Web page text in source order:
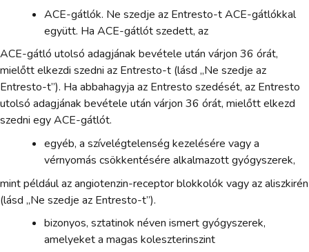
ACE-gátlók. Ne szedje az Entresto-t ACE-gátlókkal
együtt. Ha ACE-gátlót szedett, az
ACE-gátló utolsó adagjának bevétele után várjon 36 órát,
mielőtt elkezdi szedni az Entresto-t (lásd „Ne szedje az
Entresto-t”). Ha abbahagyja az Entresto szedését, az Entresto
utolsó adagjának bevétele után várjon 36 órát, mielőtt elkezd
szedni egy ACE-gátlót.
egyéb, a szívelégtelenség kezelésére vagy a
vérnyomás csökkentésére alkalmazott gyógyszerek,
mint például az angiotenzin-receptor blokkolók vagy az aliszkirén
(lásd „Ne szedje az Entresto-t”).
bizonyos, sztatinok néven ismert gyógyszerek,
amelyeket a magas koleszterinszint